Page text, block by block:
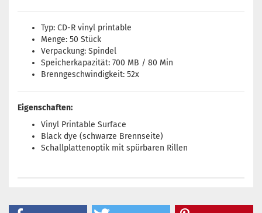
Typ: CD-R vinyl printable
Menge: 50 Stück
Verpackung: Spindel
Speicherkapazität: 700 MB / 80 Min
Brenngeschwindigkeit: 52x
Eigenschaften:
Vinyl Printable Surface
Black dye (schwarze Brennseite)
Schallplattenoptik mit spürbaren Rillen